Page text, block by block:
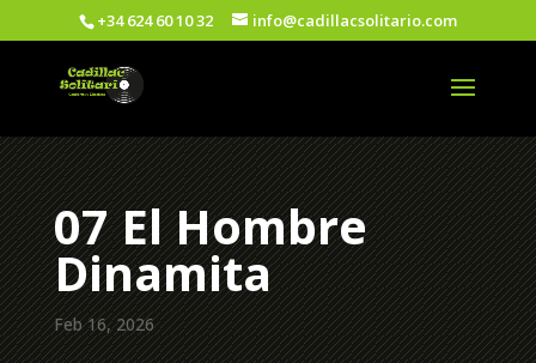
+34 624 60 10 32 info@cadillacsolitario.com
07 El Hombre
Dinamita
Feb 16, 2026